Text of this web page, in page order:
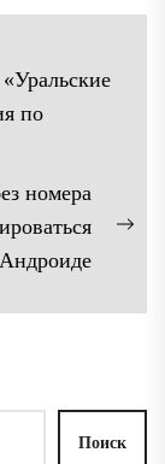
по
номера
Поиск